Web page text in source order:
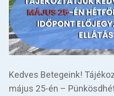
Kedves Betegeink!
május 25-én –